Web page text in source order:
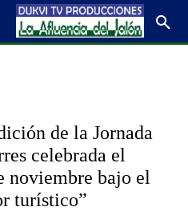
de la Jornada
celebrada el
noviembre bajo el
turístico”